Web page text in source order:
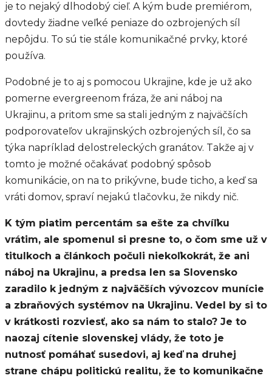
je to nejaký dlhodobý cieľ. A kým bude premiérom,
dovtedy žiadne veľké peniaze do ozbrojených síl
nepôjdu. To sú tie stále komunikačné prvky, ktoré
používa.
Podobné je to aj s pomocou Ukrajine, kde je už ako
pomerne evergreenom fráza, že ani náboj na
Ukrajinu, a pritom sme sa stali jedným z najväčších
podporovateľov ukrajinských ozbrojených síl, čo sa
týka napríklad delostreleckých granátov. Takže aj v
tomto je možné očakávať podobný spôsob
komunikácie, on na to prikývne, bude ticho, a keď sa
vráti domov, spraví nejakú tlačovku, že nikdy nič.
K tým piatim percentám sa ešte za chvíľku
vrátim, ale spomenul si presne to, o čom sme už v
titulkoch a článkoch počuli niekoľkokrát, že ani
náboj na Ukrajinu, a predsa len sa Slovensko
zaradilo k jedným z najväčších vývozcov munície
a zbraňových systémov na Ukrajinu. Vedel by si to
v krátkosti rozviesť, ako sa nám to stalo? Je to
naozaj cítenie slovenskej vlády, že toto je
nutnosť pomáhať susedovi, aj keď na druhej
strane chápu politickú realitu, že to komunikačne